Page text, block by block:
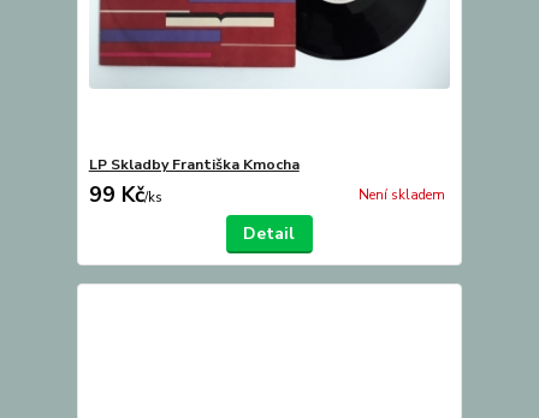
LP Skladby Františka Kmocha
99 Kč/ks Není skladem
Detail